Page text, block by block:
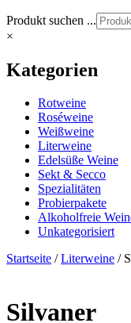
Produkt suchen ...
×
Kategorien
Rotweine
Roséweine
Weißweine
Literweine
Edelsüße Weine
Sekt & Secco
Spezialitäten
Probierpakete
Alkoholfreie
Unkategorisiert
Startseite /Literweine /
Silvaner